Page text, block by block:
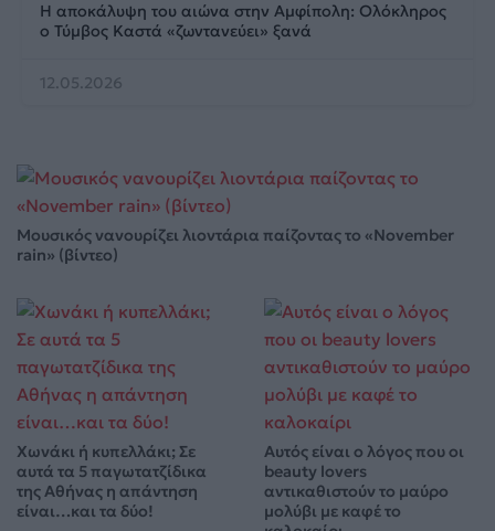
Η αποκάλυψη του αιώνα στην Αμφίπολη: Ολόκληρος
ο Τύμβος Καστά «ζωντανεύει» ξανά
12.05.2026
Μουσικός νανουρίζει λιοντάρια παίζοντας το «November
rain» (βίντεο)
Χωνάκι ή κυπελλάκι; Σε
αυτά τα 5 παγωτατζίδικα
της Αθήνας η απάντηση
είναι…και τα δύο!
Αυτός είναι ο λόγος που οι
beauty lovers
αντικαθιστούν το μαύρο
μολύβι με καφέ το